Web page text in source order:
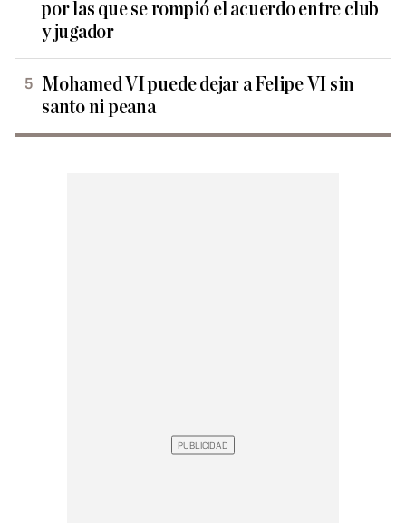
por las que se rompió el acuerdo entre club
y jugador
Mohamed VI puede dejar a Felipe VI sin
santo ni peana